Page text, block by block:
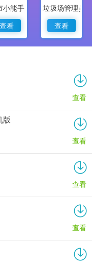
小能手
查看
垃圾场管理员
查看
查看
版
查看
查看
查看